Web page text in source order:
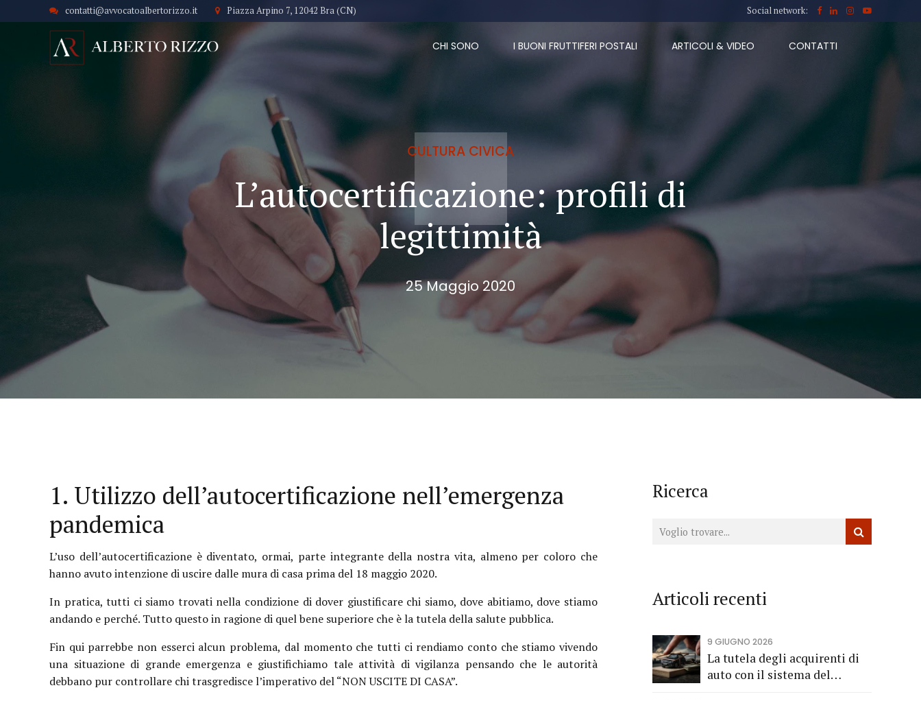
contatti@avvocatoalbertorizzo.it Piazza Arpino 7, 12042 Bra (CN) Social network:
CHI SONO I BUONI FRUTTIFERI POSTALI ARTICOLI & VIDEO CONTATTI
CULTURA CIVICA
L’autocertificazione: profili di
legittimità
25 Maggio 2020
1. Utilizzo dell’autocertificazione nell’emergenza
pandemica
L’uso dell’autocertificazione è diventato, ormai, parte integrante della nostra vita, almeno per coloro che
hanno avuto intenzione di uscire dalle mura di casa prima del 18 maggio 2020.
In pratica, tutti ci siamo trovati nella condizione di dover giustificare chi siamo, dove abitiamo, dove stiamo
andando e perché. Tutto questo in ragione di quel bene superiore che è la tutela della salute pubblica.
Fin qui parrebbe non esserci alcun problema, dal momento che tutti ci rendiamo conto che stiamo vivendo
una situazione di grande emergenza e giustifichiamo tale attività di vigilanza pensando che le autorità
debbano pur controllare chi trasgredisce l’imperativo del “NON USCITE DI CASA”.
Ricerca
Articoli recenti
9 GIUGNO 2026
La tutela degli acquirenti di
auto con il sistema del